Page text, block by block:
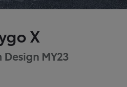
X
Design MY23